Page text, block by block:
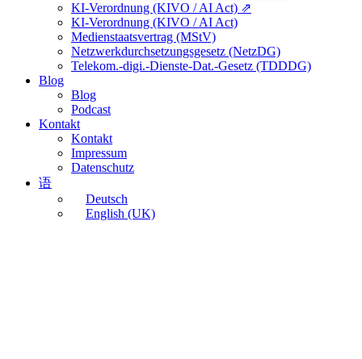
KI-Verordnung (KIVO / AI Act) ⇗
KI-Verordnung (KIVO / AI Act)
Medienstaatsvertrag (MStV)
Netzwerkdurchsetzungsgesetz (NetzDG)
Telekom.-digi.-Dienste-Dat.-Gesetz (TDDDG)
Blog
Blog
Podcast
Kontakt
Kontakt
Impressum
Datenschutz
语
Deutsch
English (UK)